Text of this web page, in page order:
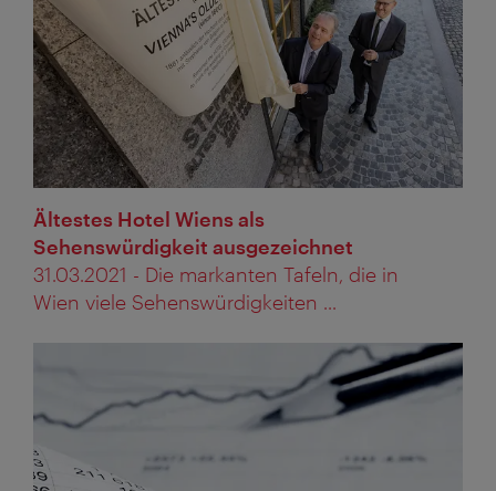
Ältestes Hotel Wiens als
Sehenswürdigkeit ausgezeichnet
31.03.2021 - Die markanten Tafeln, die in
Wien viele Sehenswürdigkeiten ...